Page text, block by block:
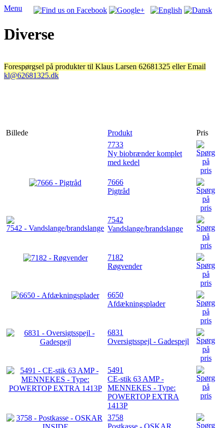
Menu
Diverse
Forespørgsel på produkter til Klaus Larsen 62681325 eller Email
kl@62681325.dk
Billede Produkt
Pris
7733
Ny biobrænder komplet
med kedel
7666
Pigtråd
7542
Vandslange/brandslange
7182
Røgvender
6650
Afdækningsplader
6831
Oversigtsspejl - Gadespejl
5491
CE-stik 63 AMP -
MENNEKES - Type:
POWERTOP EXTRA
1413P
3758
Postkasse - OSKAR